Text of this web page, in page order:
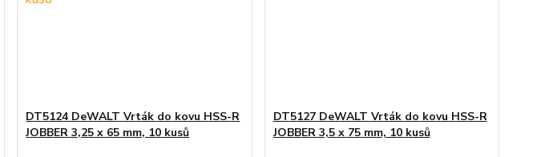
DT5124 DeWALT Vrták do kovu HSS-R
JOBBER 3,25 x 65 mm, 10 kusů
DT5127 DeWALT Vrták do kovu HSS-R
JOBBER 3,5 x 75 mm, 10 kusů